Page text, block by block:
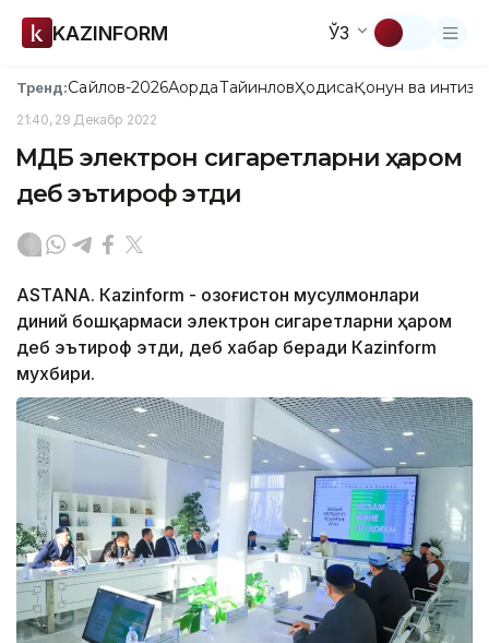
KAZINFORM ЎЗ
Тренд:Сайлов-2026АқордаТайинловҲодисаҚонун ва
21:40, 29 Декабр 2022
ҚМДБ электрон сигаретларни ҳаром
деб эътироф этди
ASTANА. Кazinform - Қозоғистон мусулмонлари
диний бошқармаси электрон сигаретларни ҳаром
деб эътироф этди, деб хабар беради Кazinform
мухбири.